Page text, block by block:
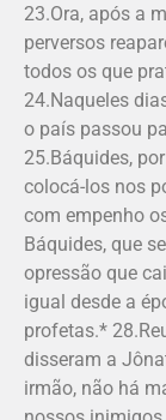
23.Ora, após a
perversos
todos os que
24.Naqueles
o país passou
25.Báquides,
colocá-los nos
com empenho
Báquides, que
opressão que
igual desde a
profetas.*
disseram a
irmão, não há